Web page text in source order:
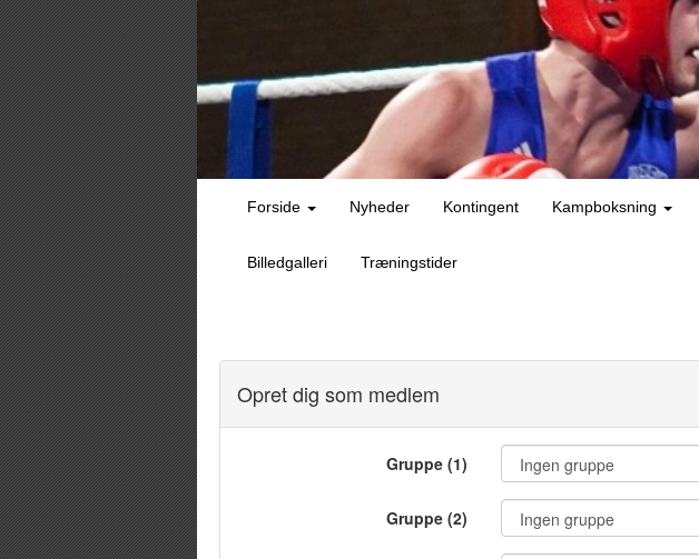
Forside Nyheder Kontingent Kampboksning
Billedgalleri Træningstider
Opret dig som medlem
Gruppe (1)
Gruppe (2)